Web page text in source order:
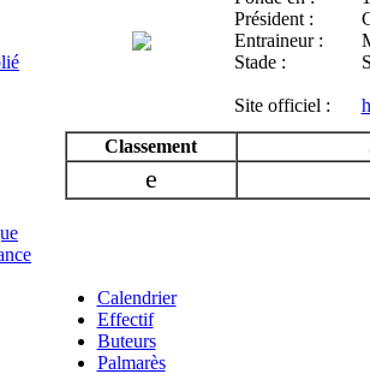
Président :
Entraineur :
Stade :
Site officiel :
Classement
e
Calendrier
Effectif
Buteurs
Palmarès